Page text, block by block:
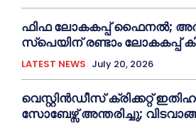
ഫിഫ ലോകകപ്പ് ഫൈനൽ;
സ്പെയിന് രണ്ടാം ലോകകപ്പ്
LATEST NEWS July 20, 2026
വെസ്റ്റിൻഡീസ് ക്രിക്കറ്റ്
സോബേഴ്സ് അന്തരിച്ചു;